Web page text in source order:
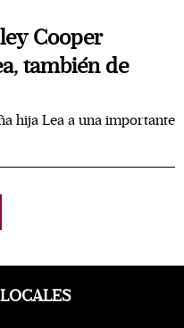
Cooper
también de
hija Lea a una importante
LOCALES